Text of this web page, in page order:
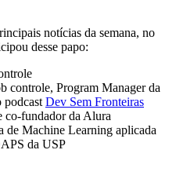
notícias da semana, no
desse papo:
controle, Program Manager da
podcast ⁠Dev Sem Fronteiras⁠
co-fundador da Alura
de Machine Learning aplicada
da USP